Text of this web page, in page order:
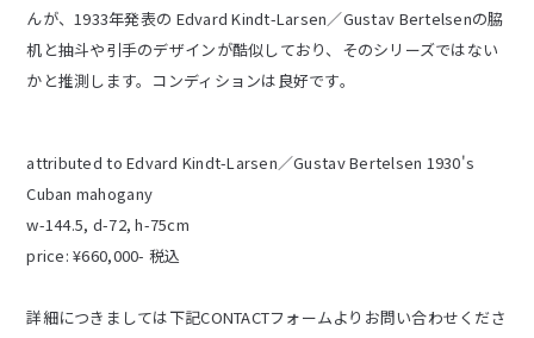
んが、1933年発表の Edvard Kindt-Larsen／Gustav Bertelsenの脇
机と抽斗や引手のデザインが酷似しており、そのシリーズではない
かと推測します。コンディションは良好です。
attributed to Edvard Kindt-Larsen／Gustav Bertelsen 1930's
Cuban mahogany
w-144.5, d-72, h-75cm
price: ¥660,000- 税込
詳細につきましては下記CONTACTフォームよりお問い合わせくださ